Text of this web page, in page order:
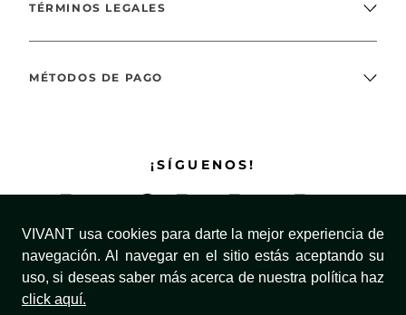
VIVANT usa cookies para darte la mejor experiencia de
navegación. Al navegar en el sitio estás aceptando su
uso, si deseas saber más acerca de nuestra política haz
click aquí.
TÉRMINOS LEGALES
MÉTODOS DE PAGO
¡SÍGUENOS!